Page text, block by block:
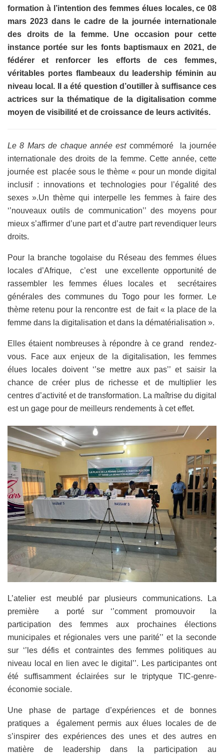
formation à l’intention des femmes élues locales, ce 08
mars 2023 dans le cadre de la journée internationale
des droits de la femme. Une occasion pour cette
instance portée sur les fonts baptismaux en 2021, de
fédérer et renforcer les efforts de ces femmes,
véritables portes flambeaux du leadership féminin au
niveau local. Il a été question d’outiller à suffisance ces
actrices sur la thématique de la digitalisation comme
moyen de visibilité et de croissance de leurs activités.
Le 8 Mars de chaque année estcommémoré la journée
internationale des droits de la femme. Cette année, cette
journée est placée sous le thème « pour un monde digital
inclusif : innovations et technologies pour l’égalité des
sexes ».Un thème qui interpelle les femmes à faire des
‘’nouveaux outils de communication’’ des moyens pour
mieux s’affirmer d’une part et d’autre part revendiquer leurs
droits.
Pour la branche togolaise du Réseau des femmes élues
locales d’Afrique, c’est une excellente opportunité de
rassembler les femmes élues locales et secrétaires
générales des communes du Togo pour les former. Le
thème retenu pour la rencontre est de fait « la place de la
femme dans la digitalisation et dans la dématérialisation ».
Elles étaient nombreuses à répondre à ce grand rendez-
vous. Face aux enjeux de la digitalisation, les femmes
élues locales doivent ‘’se mettre aux pas’’ et saisir la
chance de créer plus de richesse et de multiplier les
centres d’activité et de transformation. La maîtrise du digital
est un gage pour de meilleurs rendements à cet effet.
L’atelier est meublé par plusieurs communications. La
première a porté sur ‘’comment promouvoir la
participation des femmes aux prochaines élections
municipales et régionales vers une parité’’ et la seconde
sur ‘’les défis et contraintes des femmes politiques au
niveau local en lien avec le digital’’. Les participantes ont
été suffisamment éclairées sur le triptyque TIC-genre-
économie sociale.
Une phase de partage d’expériences et de bonnes
pratiques a également permis aux élues locales de de
s’inspirer des expériences des unes et des autres en
matière de leadership dans la participation au